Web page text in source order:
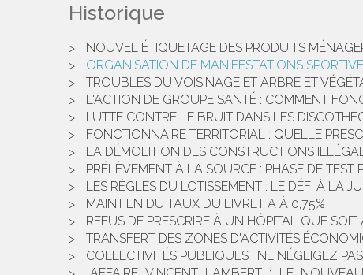
Historique
NOUVEL ÉTIQUETAGE DES PRODUITS
ORGANISATION DE MANIFESTATIONS
TROUBLES DU VOISINAGE ET ARBRE ET
L'ACTION DE GROUPE SANTÉ : COMMENT
LUTTE CONTRE LE BRUIT DANS LES
FONCTIONNAIRE TERRITORIAL : QUELLE
LA DÉMOLITION DES CONSTRUCTIONS
PRÉLÈVEMENT À LA SOURCE : PHASE DE TEST
LES RÈGLES DU LOTISSEMENT : LE DÉFI À LA
MAINTIEN DU TAUX DU LIVRET A À 0,75%
REFUS DE PRESCRIRE À UN HÔPITAL QUE
TRANSFERT DES ZONES D'ACTIVITÉS
COLLECTIVITÉS PUBLIQUES : NE NÉGLIGEZ